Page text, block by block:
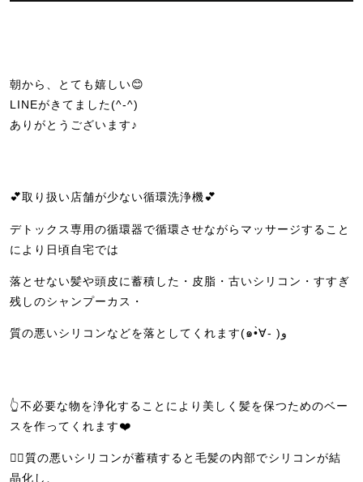
朝から、とても嬉しい😊
LINEがきてました(^-^)
ありがとうございます♪
💕取り扱い店舗が少ない循環洗浄機💕
デトックス専用の循環器で循環させながらマッサージすること
により日頃自宅では
落とせない髪や頭皮に蓄積した・皮脂・古いシリコン・すすぎ
残しのシャンプーカス・
質の悪いシリコンなどを落としてくれます(๑•̀∀- )و
👆不必要な物を浄化することにより美しく髪を保つためのベー
スを作ってくれます❤️
💁‍♀️質の悪いシリコンが蓄積すると毛髪の内部でシリコンが結
晶化し、